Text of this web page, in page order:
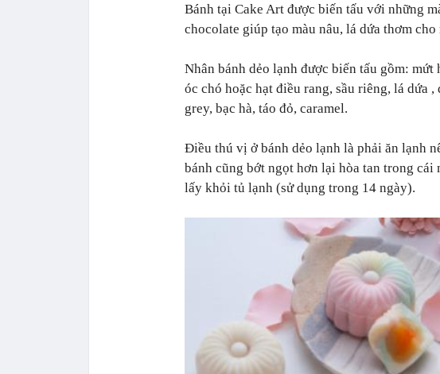
Bánh tại Cake Art được biến tấu với những
chocolate giúp tạo màu nâu, lá dứa thơm
Nhân bánh dẻo lạnh được biến tấu gồm:
óc chó hoặc hạt điều rang, sầu riêng, lá dứa
grey, bạc hà, táo đỏ, caramel.
Điều thú vị ở bánh dẻo lạnh là phải ăn lạnh
bánh cũng bớt ngọt hơn lại hòa tan trong
lấy khỏi tủ lạnh (sử dụng trong 14 ngày).